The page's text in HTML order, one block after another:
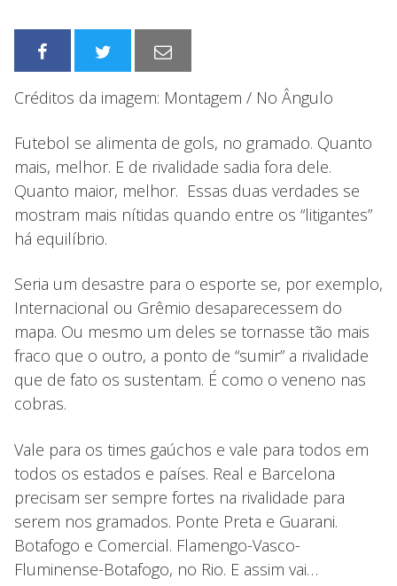
Créditos da imagem: Montagem / No Ângulo
Futebol se alimenta de gols, no gramado. Quanto
mais, melhor. E de rivalidade sadia fora dele.
Quanto maior, melhor. Essas duas verdades se
mostram mais nítidas quando entre os “litigantes”
há equilíbrio.
Seria um desastre para o esporte se, por exemplo,
Internacional ou Grêmio desaparecessem do
mapa. Ou mesmo um deles se tornasse tão mais
fraco que o outro, a ponto de “sumir” a rivalidade
que de fato os sustentam. É como o veneno nas
cobras.
Vale para os times gaúchos e vale para todos em
todos os estados e países. Real e Barcelona
precisam ser sempre fortes na rivalidade para
serem nos gramados. Ponte Preta e Guarani.
Botafogo e Comercial. Flamengo-Vasco-
Fluminense-Botafogo, no Rio. E assim vai…